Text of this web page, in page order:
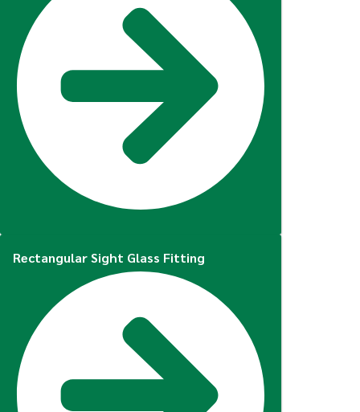
Rectangular Sight Glass Fitting